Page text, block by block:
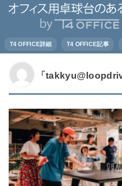
T4 OFFICE詳細 T4 OFFICE記事
「